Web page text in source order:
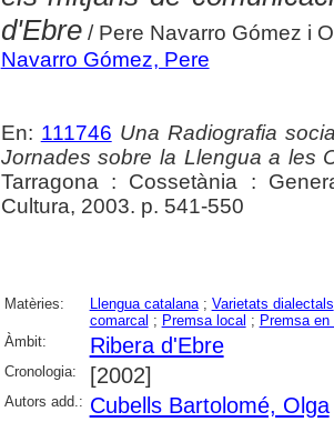
d'Ebre/ Pere Navarro Gómez i
Navarro Gómez, Pere
En: 111746 Una Radiografia
Jornades sobre la Llengua a les
Tarragona : Cossetània :
Cultura, 2003. p. 541-550
Matèries: Llengua catalana; Varietats dialectals
comarcal ; Premsa local ; Premsa en
Àmbit:
Ribera d'Ebre
Cronologia: [2002]
Autors add.: Cubells Bartolomé, Olga